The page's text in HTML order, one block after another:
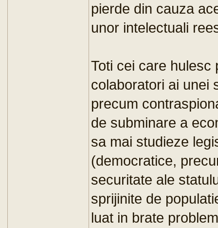
pierde din cauza
unor intelectuali
Toti cei care hulesc
colaboratori ai unei
precum
de subminare a
sa mai studieze
(democratice,
securitate ale
sprijinite de
luat in brate